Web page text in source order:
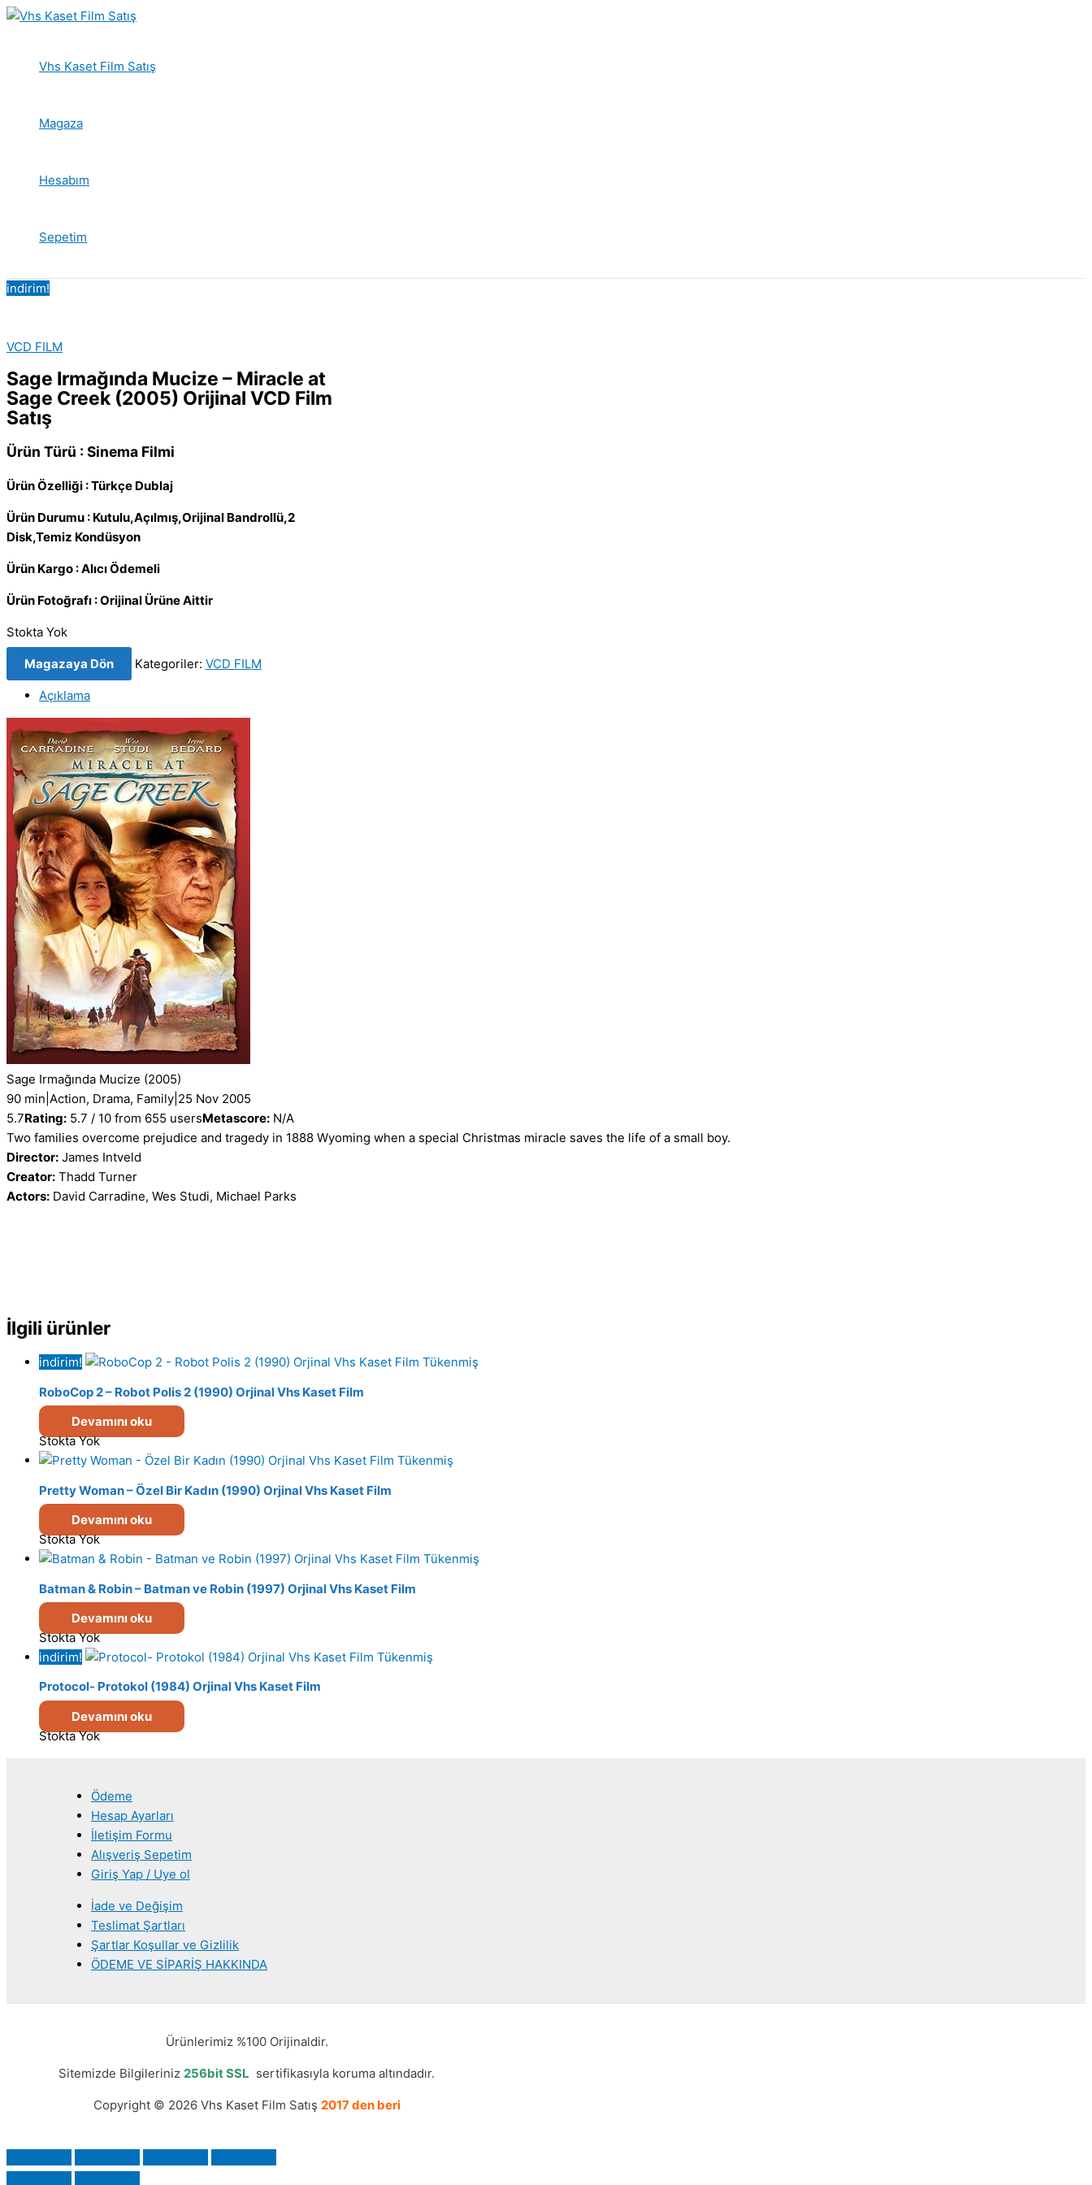
İçeriğe
Vhs Kaset Film Satış
Magaza
Hesabım
Sepetim
indirim!
VCD FILM
Sage Irmağında Mucize – Miracle at
Sage Creek (2005) Orijinal VCD Film
Satış
Ürün Türü : Sinema Filmi
Ürün Özelliği : Türkçe Dublaj
Ürün Durumu : Kutulu,Açılmış,Orijinal Bandrollü,2
Disk,Temiz Kondüsyon
Ürün Kargo : Alıcı Ödemeli
Ürün Fotoğrafı : Orijinal Ürüne Aittir
Stokta Yok
Magazaya Dön Kategoriler: VCD FILM
Açıklama
Sage Irmağında Mucize (2005)
90 min Action, Drama, Family 25 Nov 2005
5.7Rating: 5.7 / 10 from 655 usersMetascore: N/A
Two families overcome prejudice and tragedy in 1888 Wyoming when a special Christmas miracle saves the life of a small boy.
Director: James Intveld
Creator: Thadd Turner
Actors: David Carradine, Wes Studi, Michael Parks
İlgili ürünler
indirim!
Tükenmiş
RoboCop 2 – Robot Polis 2 (1990) Orjinal Vhs Kaset Film
Devamını oku
Stokta Yok
Tükenmiş
Pretty Woman – Özel Bir Kadın (1990) Orjinal Vhs Kaset Film
Devamını oku
Stokta Yok
Tükenmiş
Batman & Robin – Batman ve Robin (1997) Orjinal Vhs Kaset Film
Devamını oku
Stokta Yok
indirim!
Tükenmiş
Protocol- Protokol (1984) Orjinal Vhs Kaset Film
Devamını oku
Stokta Yok
Ödeme
Hesap Ayarları
İletişim Formu
Alışveriş Sepetim
Giriş Yap / Uye ol
İade ve Değişim
Teslimat Şartları
Şartlar Koşullar ve Gizlilik
ÖDEME VE SİPARİŞ HAKKINDA
Ürünlerimiz %100 Orijinaldir.
Sitemizde Bilgileriniz 256bit SSL sertifikasıyla koruma altındadır.
Copyright © 2026 Vhs Kaset Film Satış 2017 den beri